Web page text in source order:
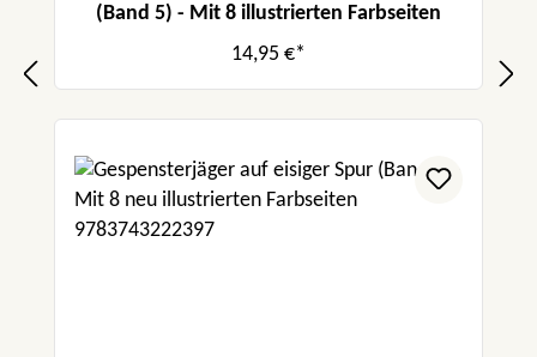
(Band 5) - Mit 8 illustrierten Farbseiten
14,95 €*